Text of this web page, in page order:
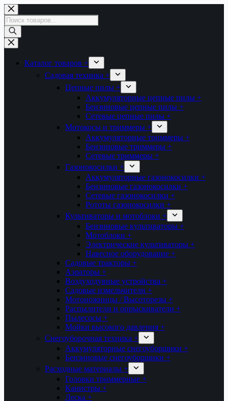
Перейти
к
сути
Поиск
товаров
Каталог товаров +
Садовая техника +
Цепные пилы +
Аккумуляторные цепные пилы +
Бензиновые цепные пилы +
Сетевые цепные пилы +
Мотокосы и триммеры +
Аккумуляторные триммеры +
Бензиновые триммеры +
Сетевые триммеры +
Газонокосилки +
Аккумуляторные газонокосилки +
Бензиновые газонокосилки +
Сетевые газонокосилки +
Рототы газонокосилки +
Культиваторы и мотоблоки +
Бензиновые культиваторы +
Мотоблоки +
Электрические культиваторы +
Навесное оборудование +
Садовые тракторы +
Аэраторы +
Воздуходувные устройства +
Садовые измельчители +
Мотоножницы / Высоторезы +
Распылители и опрыскиватели +
Пылесосы +
Мойки высокого давления +
Снегоуборочная техника +
Аккумуляторные снегоуборщики +
Бензиновые снегоуборщики +
Расходные материалы +
Головки триммерные +
Канистры +
Леска +